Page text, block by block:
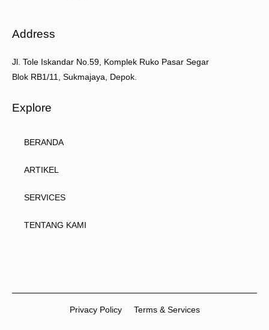
Address
Jl. Tole Iskandar No.59, Komplek Ruko Pasar Segar
Blok RB1/11, Sukmajaya, Depok.
Explore
BERANDA
ARTIKEL
SERVICES
TENTANG KAMI
Privacy Policy Terms & Services